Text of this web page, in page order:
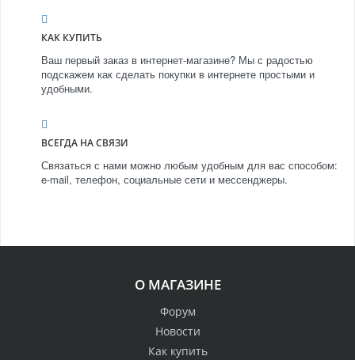
КАК КУПИТЬ
Ваш первый заказ в интернет-магазине? Мы с радостью
подскажем как сделать покупки в интернете простыми и
удобными.
ВСЕГДА НА СВЯЗИ
Связаться с нами можно любым удобным для вас способом:
e-mail, телефон, социальные сети и мессенджеры.
О МАГАЗИНЕ
Форум
Новости
Как купить